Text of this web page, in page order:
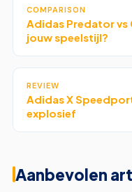
COMPARISON
Adidas Predator vs
jouw speelstijl?
REVIEW
Adidas X
explosief
Aanbevolen